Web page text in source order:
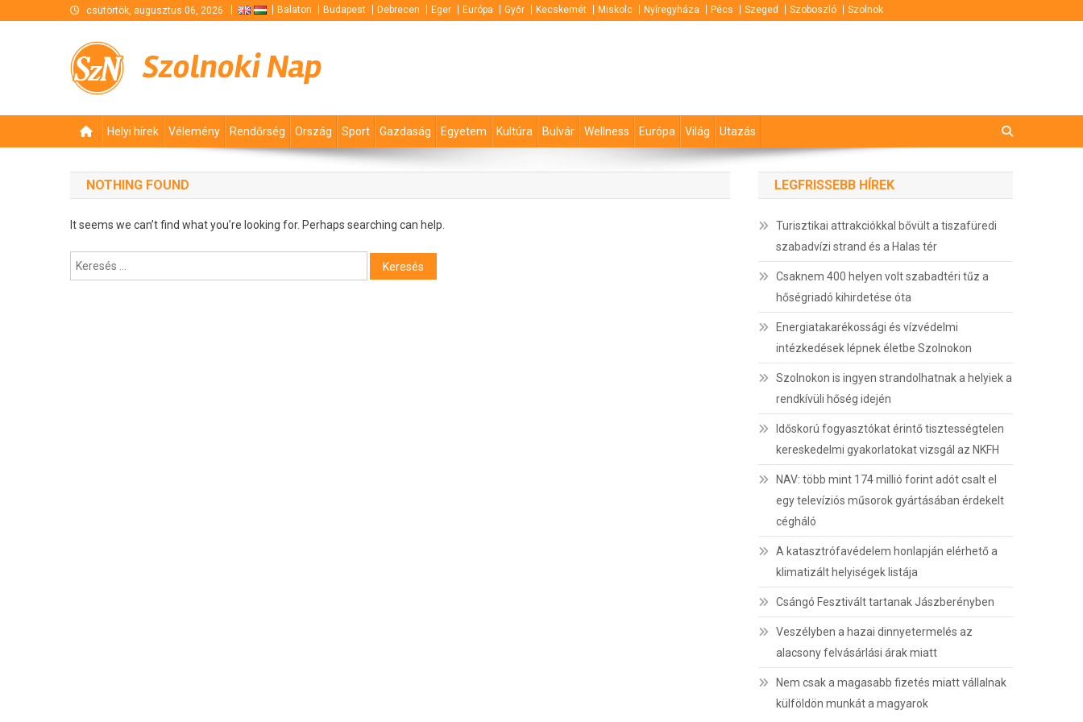
csütörtök, augusztus 06, 2026 Balaton Budapest Debrecen Eger Európa Győr Kecskemét Miskolc Nyíregyháza Pécs Szeged Szoboszló Szolnok
Szolnoki Nap
Helyi hírek Vélemény Rendőrség Ország Sport Gazdaság Egyetem Kultúra Bulvár Wellness Európa Világ Utazás
NOTHING FOUND
It seems we can’t find what you’re looking for. Perhaps searching can help.
Keresés:
LEGFRISSEBB HÍREK
Turisztikai attrakciókkal bővült a tiszafüredi
szabadvízi strand és a Halas tér
Csaknem 400 helyen volt szabadtéri tűz a
hőségriadó kihirdetése óta
Energiatakarékossági és vízvédelmi
intézkedések lépnek életbe Szolnokon
Szolnokon is ingyen strandolhatnak a helyiek a
rendkívüli hőség idején
Időskorú fogyasztókat érintő tisztességtelen
kereskedelmi gyakorlatokat vizsgál az NKFH
NAV: több mint 174 millió forint adót csalt el
egy televíziós műsorok gyártásában érdekelt
cégháló
A katasztrófavédelem honlapján elérhető a
klimatizált helyiségek listája
Csángó Fesztivált tartanak Jászberényben
Veszélyben a hazai dinnyetermelés az
alacsony felvásárlási árak miatt
Nem csak a magasabb fizetés miatt vállalnak
külföldön munkát a magyarok